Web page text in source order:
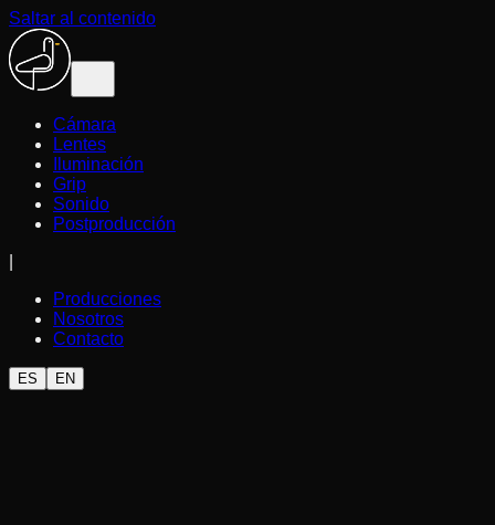
Saltar al contenido
Cámara
Lentes
Iluminación
Grip
Sonido
Postproducción
Producciones
Nosotros
Contacto
ES EN